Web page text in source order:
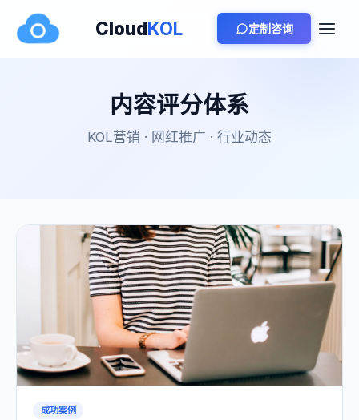
CloudKOL 定制咨询
内容评分体系
KOL营销 · 网红推广 · 行业动态
成功案例